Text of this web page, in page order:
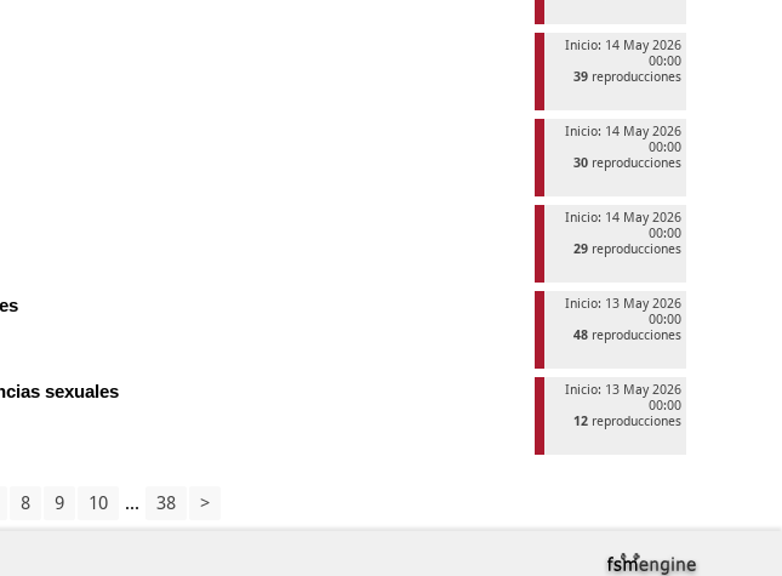
Inicio: 14 May 2026
00:00
39 reproducciones
Inicio: 14 May 2026
00:00
30 reproducciones
Inicio: 14 May 2026
00:00
29 reproducciones
Inicio: 13 May 2026
00:00
48 reproducciones
Inicio: 13 May 2026
00:00
12 reproducciones
sexuales
8 9 10 ... 38 >